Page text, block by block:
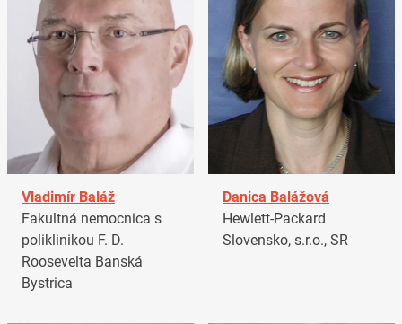
Vladimír Baláž
Fakultná nemocnica s
poliklinikou F. D.
Roosevelta Banská
Bystrica
Danica Balážová
Hewlett-Packard
Slovensko, s.r.o., SR